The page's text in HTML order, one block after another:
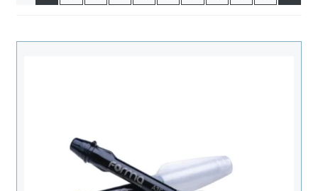
Productos Destacados ▸
Ofertas y Promociones ▸